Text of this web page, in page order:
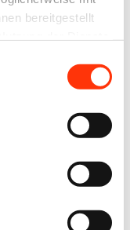
bereitgestellt